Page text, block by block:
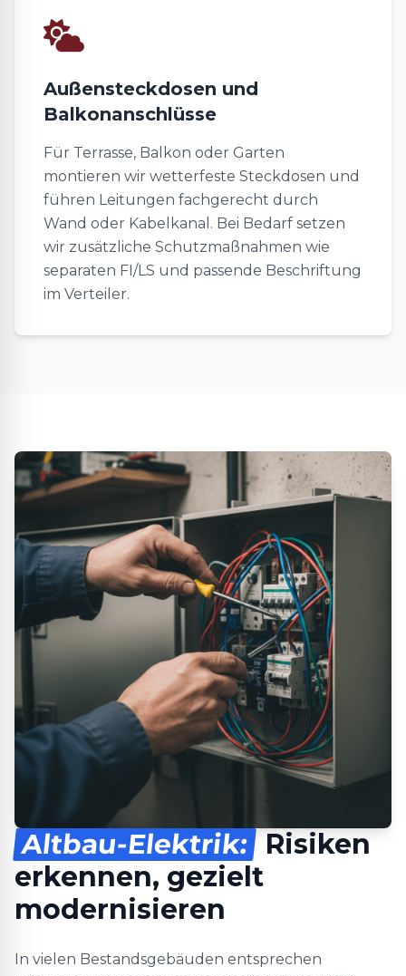
Außensteckdosen und
Balkonanschlüsse
Für Terrasse, Balkon oder Garten
montieren wir wetterfeste Steckdosen und
führen Leitungen fachgerecht durch
Wand oder Kabelkanal. Bei Bedarf setzen
wir zusätzliche Schutzmaßnahmen wie
separaten FI/LS und passende Beschriftung
im Verteiler.
Altbau-Elektrik: Risiken
erkennen, gezielt
modernisieren
In vielen Bestandsgebäuden entsprechen